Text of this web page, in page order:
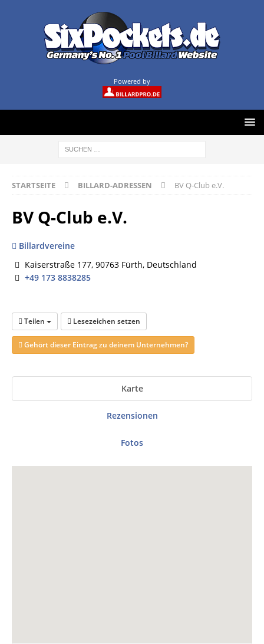
Powered by
STARTSEITE BILLARD-ADRESSEN BV Q-Club e.V.
BV Q-Club e.V.
Billardvereine
Kaiserstraße 177, 90763 Fürth, Deutschland
+49 173 8838285
Teilen Lesezeichen setzen
Gehört dieser Eintrag zu deinem Unternehmen?
Karte
Rezensionen
Fotos